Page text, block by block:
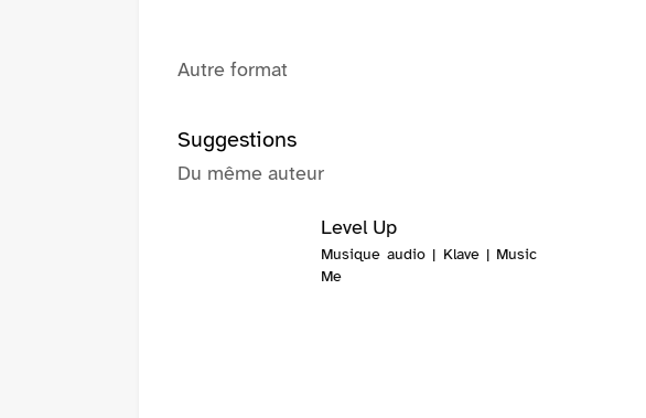
Autre format
Suggestions
Du même auteur
Level Up
Musique audio | Klave | Music
Me